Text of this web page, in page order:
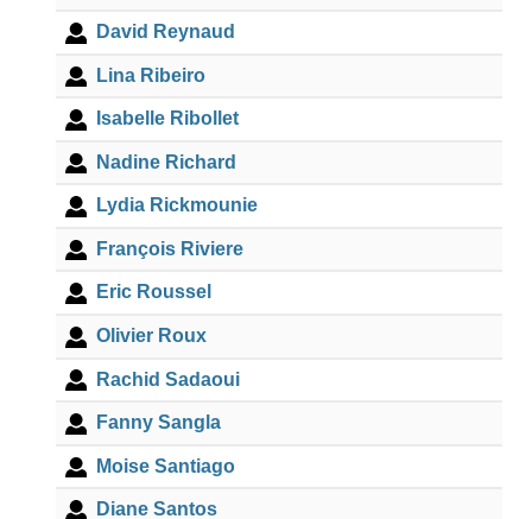
David Reynaud
Lina Ribeiro
Isabelle Ribollet
Nadine Richard
Lydia Rickmounie
François Riviere
Eric Roussel
Olivier Roux
Rachid Sadaoui
Fanny Sangla
Moise Santiago
Diane Santos